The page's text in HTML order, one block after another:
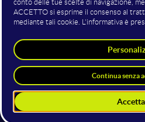
Marco
Chief Technical
UniBo